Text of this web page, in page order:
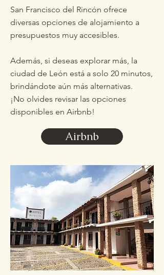
San Francisco del Rincón ofrece
diversas opciones de alojamiento a
presupuestos muy accesibles.
Además, si deseas explorar más, la
ciudad de León está a solo 20 minutos,
brindándote aún más alternativas.
¡No olvides revisar las opciones
disponibles en Airbnb!
Airbnb